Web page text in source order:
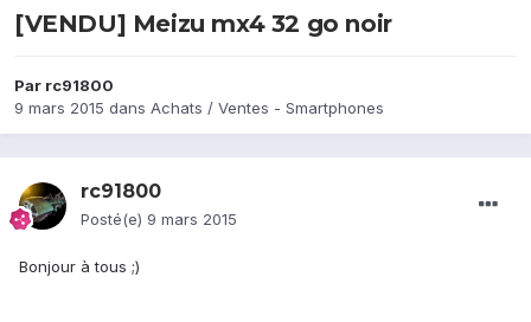
[VENDU] Meizu mx4 32 go noir
Par rc91800
9 mars 2015 dans Achats / Ventes - Smartphones
rc91800
Posté(e) 9 mars 2015
Bonjour à tous ;)